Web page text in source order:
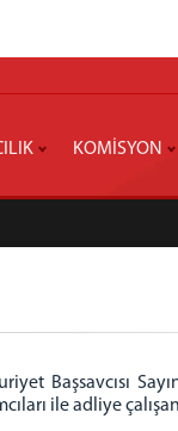
KOMİSYON
Başsavcısı
ile adliye